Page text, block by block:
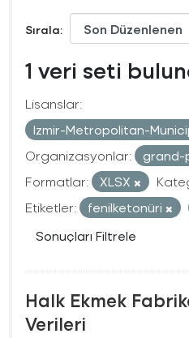
Sırala
1 veri seti
Lisanslar:
Izmir-Metropolitan-
Organizasyonlar:
grand-
Formatlar:
XLSX
Etiketler:
fenilketonüri
Sonuçları Filtrele
Halk Ekmek
Verileri